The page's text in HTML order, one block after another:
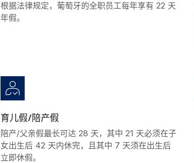
根据法律规定，葡萄牙的全职员工每年享有 22 天
年假。
育儿假/陪产假
陪产/父亲假最长可达 28 天，其中 21 天必须在子
女出生后 42 天内休完，且其中 7 天须在出生后
立即休假。